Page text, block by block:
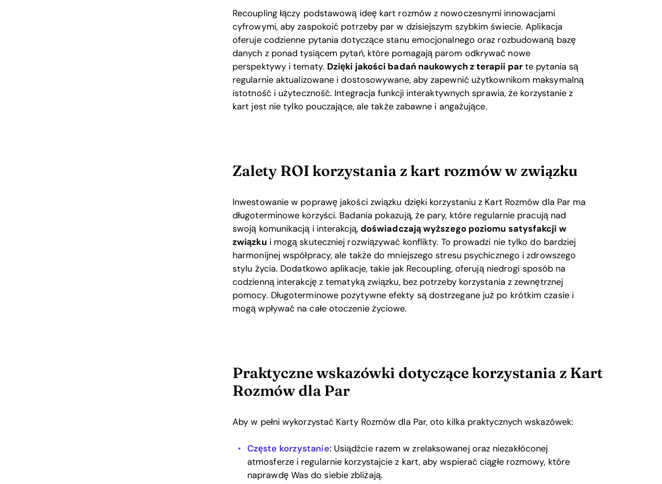
Recoupling łączy podstawową ideę kart rozmów z nowoczesnymi innowacjami
cyfrowymi, aby zaspokoić potrzeby par w dzisiejszym szybkim świecie. Aplikacja
oferuje codzienne pytania dotyczące stanu emocjonalnego oraz rozbudowaną bazę
danych z ponad tysiącem pytań, które pomagają parom odkrywać nowe
perspektywy i tematy. Dzięki jakości badań naukowych z terapii parte pytania są
regularnie aktualizowane i dostosowywane, aby zapewnić użytkownikom maksymalną
istotność i użyteczność. Integracja funkcji interaktywnych sprawia, że korzystanie z
kart jest nie tylko pouczające, ale także zabawne i angażujące.
Zalety ROI korzystania z kart rozmów w związku
Inwestowanie w poprawę jakości związku dzięki korzystaniu z Kart Rozmów dla Par ma
długoterminowe korzyści. Badania pokazują, że pary, które regularnie pracują nad
swoją komunikacją i interakcją, doświadczają wyższego poziomu satysfakcji w
związku i mogą skuteczniej rozwiązywać konflikty. To prowadzi nie tylko do bardziej
harmonijnej współpracy, ale także do mniejszego stresu psychicznego i zdrowszego
stylu życia. Dodatkowo aplikacje, takie jak Recoupling, oferują niedrogi sposób na
codzienną interakcję z tematyką związku, bez potrzeby korzystania z zewnętrznej
pomocy. Długoterminowe pozytywne efekty są dostrzegane już po krótkim czasie i
mogą wpływać na całe otoczenie życiowe.
Praktyczne wskazówki dotyczące korzystania z Kart
Rozmów dla Par
Aby w pełni wykorzystać Karty Rozmów dla Par, oto kilka praktycznych wskazówek:
Częste korzystanie:Usiądźcie razem w zrelaksowanej oraz niezakłóconej
atmosferze i regularnie korzystajcie z kart, aby wspierać ciągłe rozmowy, które
naprawdę Was do siebie zbliżają.